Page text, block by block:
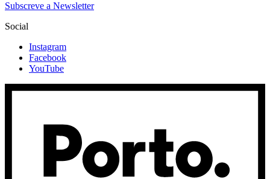
Subscreve a Newsletter
Social
Instagram
Facebook
YouTube